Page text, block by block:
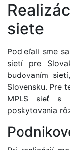
siete
Podieľali sme
sietí pre
budovaním
Slovensku. Pre
MPLS sieť s
poskytovania